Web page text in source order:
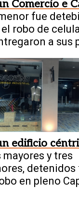
Comercio e
fue
robo de
a sus
edificio
mayores y tres
detenidos
en pleno